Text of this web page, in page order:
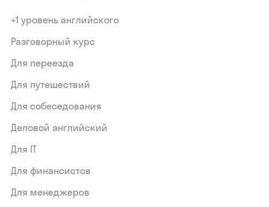
+1 уровень английского
Разговорный курс
Для переезда
Для путешествий
Для собеседования
Деловой английский
Для IT
Для финансистов
Для менеджеров